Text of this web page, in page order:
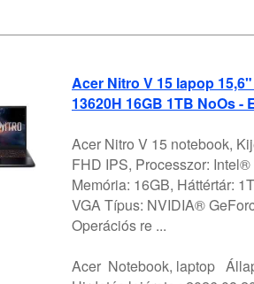
Acer Nitro V 15 lapop
13620H 16GB 1TB NoOs -
Acer Nitro V 15 notebook,
FHD IPS, Processzor:
Memória: 16GB, Háttértár:
VGA Típus: NVIDIA®
Operációs re ...
Acer Notebook, laptop